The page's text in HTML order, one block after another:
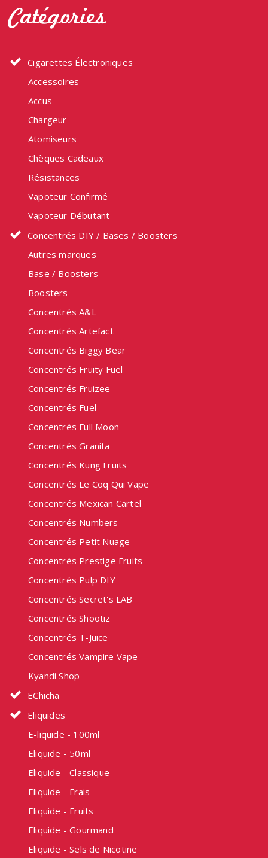
Catégories
Cigarettes Électroniques
Accessoires
Accus
Chargeur
Atomiseurs
Chèques Cadeaux
Résistances
Vapoteur Confirmé
Vapoteur Débutant
Concentrés DIY / Bases / Boosters
Autres marques
Base / Boosters
Boosters
Concentrés A&L
Concentrés Artefact
Concentrés Biggy Bear
Concentrés Fruity Fuel
Concentrés Fruizee
Concentrés Fuel
Concentrés Full Moon
Concentrés Granita
Concentrés Kung Fruits
Concentrés Le Coq Qui Vape
Concentrés Mexican Cartel
Concentrés Numbers
Concentrés Petit Nuage
Concentrés Prestige Fruits
Concentrés Pulp DIY
Concentrés Secret's LAB
Concentrés Shootiz
Concentrés T-Juice
Concentrés Vampire Vape
Kyandi Shop
EChicha
Eliquides
E-liquide - 100ml
Eliquide - 50ml
Eliquide - Classique
Eliquide - Frais
Eliquide - Fruits
Eliquide - Gourmand
Eliquide - Sels de Nicotine